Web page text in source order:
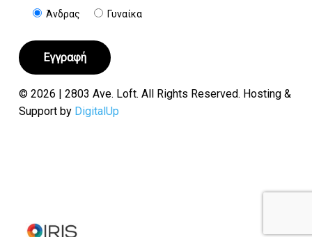
Άνδρας Γυναίκα
© 2026 | 2803 Ave. Loft. All Rights Reserved. Hosting &
Support by DigitalUp